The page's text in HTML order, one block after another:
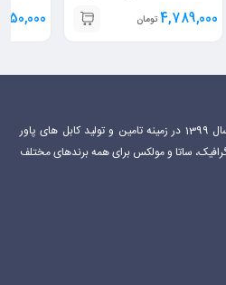
4,789,000 تومان 150,000
مجموعه پاورساپ فعالیت خود را از سال 1399 در زمینه تامین و تولید کابل های پاور
گرافیک، ساتا و مولکس برای همه برندهای مختلف